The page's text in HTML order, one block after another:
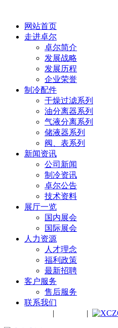
网站首页
走进卓尔
卓尔简介
发展战略
发展历程
企业荣誉
制冷配件
干燥过滤系列
油分离器系列
气液分离系列
储液器系列
阀、表系列
新闻资讯
公司新闻
制冷资讯
卓尔公告
技术资料
展厅一览
国内展会
国际展会
人力资源
人才理念
福利政策
最新招聘
客户服务
售后服务
联系我们
| |